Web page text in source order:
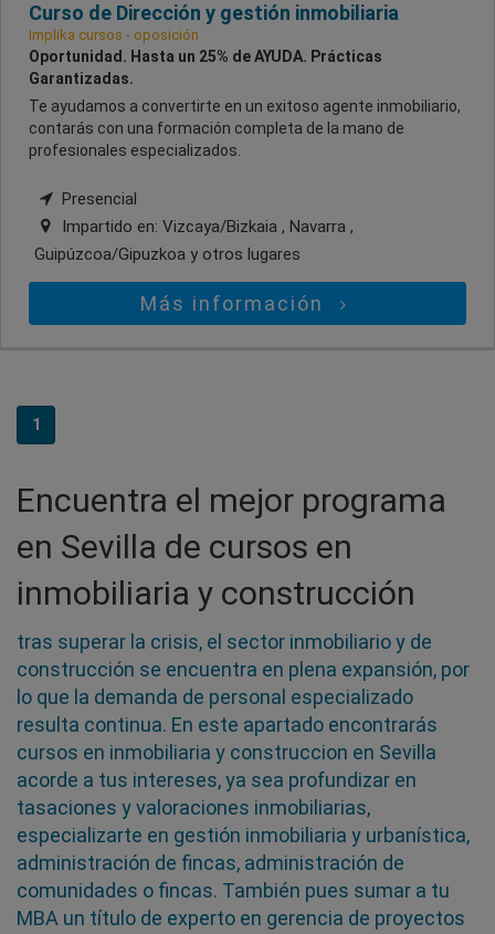
Curso de Dirección y gestión inmobiliaria
Implika cursos - oposición
Oportunidad. Hasta un 25% de AYUDA. Prácticas
Garantizadas.
Te ayudamos a convertirte en un exitoso agente inmobiliario,
contarás con una formación completa de la mano de
profesionales especializados.
Presencial
Impartido en: Vizcaya/Bizkaia , Navarra ,
Guipúzcoa/Gipuzkoa y otros lugares
Más información
1
Encuentra el mejor programa
en Sevilla de cursos en
inmobiliaria y construcción
tras superar la crisis, el sector inmobiliario y de
construcción se encuentra en plena expansión, por
lo que la demanda de personal especializado
resulta continua. En este apartado encontrarás
cursos en inmobiliaria y construccion en Sevilla
acorde a tus intereses, ya sea profundizar en
tasaciones y valoraciones inmobiliarias,
especializarte en gestión inmobiliaria y urbanística,
administración de fincas, administración de
comunidades o fincas. También pues sumar a tu
MBA un título de experto en gerencia de proyectos